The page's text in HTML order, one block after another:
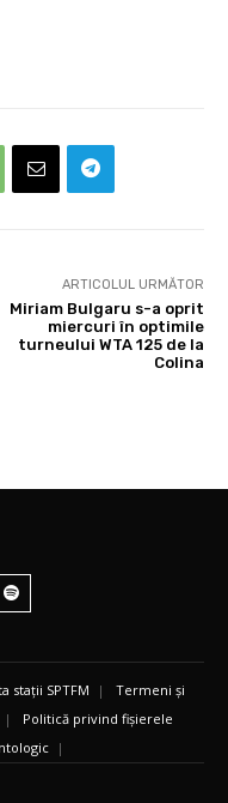
ARTICOLUL URMĂTOR
Miriam Bulgaru s-a oprit
miercuri în optimile
turneului WTA 125 de la
Colina
stații SPTFM | Termeni și
| Politică privind fișierele
|